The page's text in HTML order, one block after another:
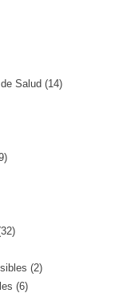
Salud (14)
(2)
(6)